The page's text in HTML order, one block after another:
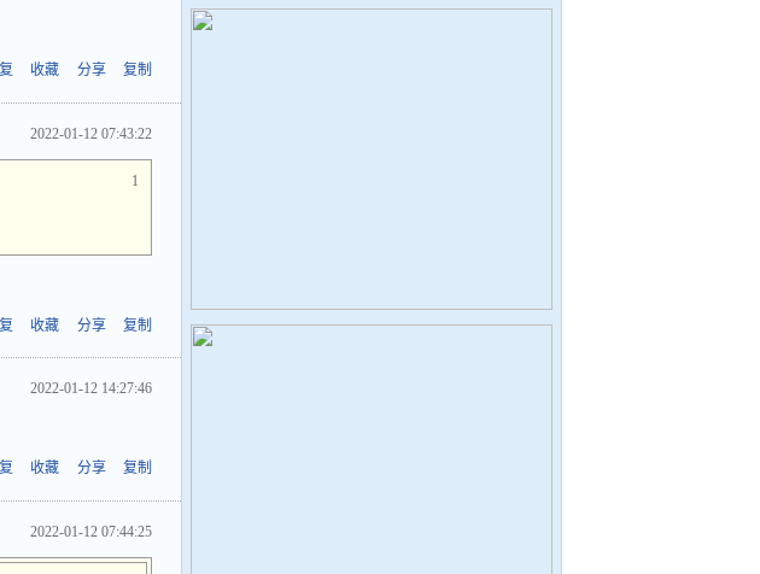
收藏 分享 复制
2022-01-12 07:43:22
1
收藏 分享 复制
2022-01-12 14:27:46
收藏 分享 复制
2022-01-12 07:44:25